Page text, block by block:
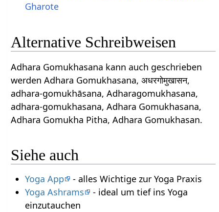
Gharote
Alternative Schreibweisen
Adhara Gomukhasana kann auch geschrieben
werden Adhara Gomukhasana, अधरगोमुखासन,
adhara-gomukhāsana, Adharagomukhasana,
adhara-gomukhasana, Adhara Gomukhasana,
Adhara Gomukha Pitha, Adhara Gomukhasan.
Siehe auch
Yoga App
- alles Wichtige zur Yoga Praxis
Yoga Ashrams
- ideal um tief ins Yoga
einzutauchen